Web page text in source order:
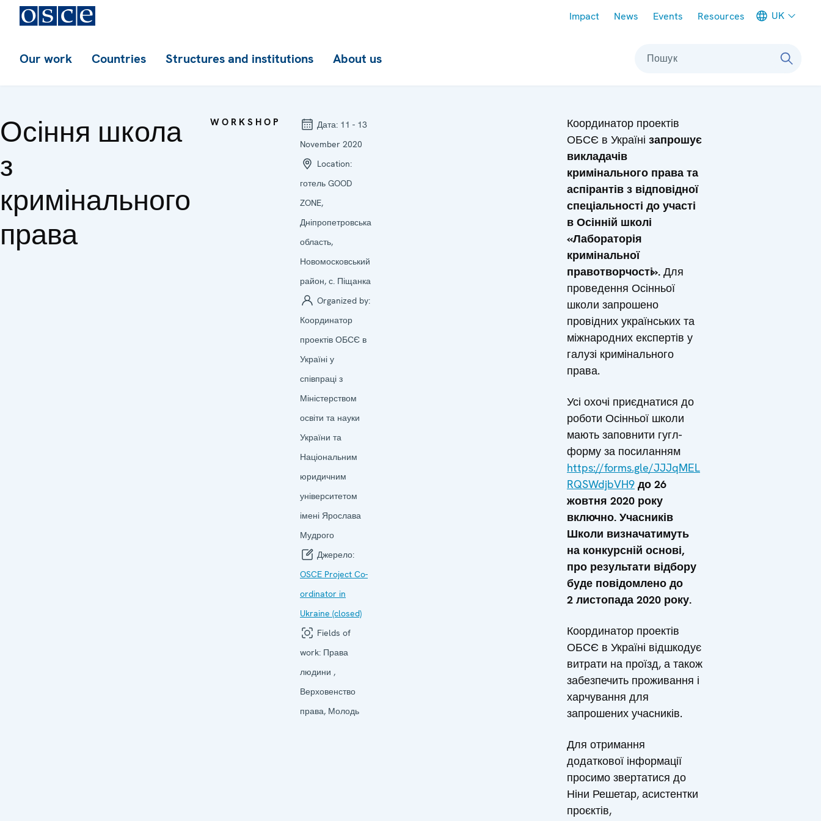
Impact News Events Resources UK
Our work Countries Structures and institutions About us Пошук
Осіння школа
з
кримінального
права
WORKSHOP Дата: 11 - 13
November 2020
Location:
готель GOOD
ZONE,
Дніпропетровська
область,
Новомосковський
район, с. Піщанка
Organized by:
Координатор
проектів ОБСЄ в
Україні у
співпраці з
Міністерством
освіти та науки
України та
Національним
юридичним
університетом
імені Ярослава
Мудрого
Джерело:
OSCE Project Co-
ordinator in
Ukraine (closed)
Fields of
work: Права
людини ,
Верховенство
права, Молодь
Координатор проектів
ОБСЄ в Україні запрошує
викладачів
кримінального права та
аспірантів з відповідної
спеціальності до участі
в Осінній школі
«Лабораторія
кримінальної
правотворчості». Для
проведення Осінньої
школи запрошено
провідних українських та
міжнародних експертів у
галузі кримінального
права.
Усі охочі приєднатися до
роботи Осінньої школи
мають заповнити гугл-
форму за посиланням
https://forms.gle/JJJqMEL
RQSWdjbVH9 до 26
жовтня 2020 року
включно. Учасників
Школи визначатимуть
на конкурсній основі,
про результати відбору
буде повідомлено до
2 листопада 2020 року.
Координатор проектів
ОБСЄ в Україні відшкодує
витрати на проїзд, а також
забезпечить проживання і
харчування для
запрошених учасників.
Для отримання
додаткової інформації
просимо звертатися до
Ніни Решетар, асистентки
проєктів,